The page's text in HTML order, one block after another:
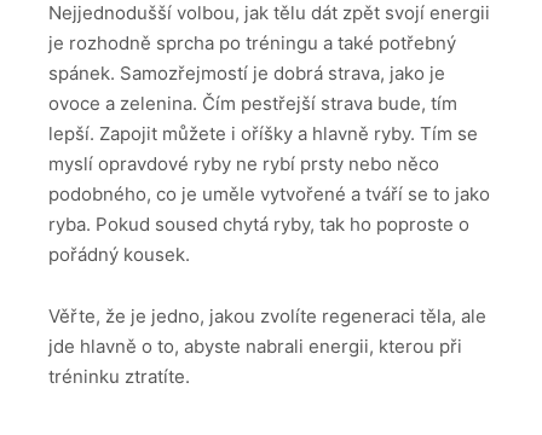
Nejjednodušší volbou, jak tělu dát zpět svojí energii
je rozhodně sprcha po tréningu a také potřebný
spánek. Samozřejmostí je dobrá strava, jako je
ovoce a zelenina. Čím pestřejší strava bude, tím
lepší. Zapojit můžete i oříšky a hlavně ryby. Tím se
myslí opravdové ryby ne rybí prsty nebo něco
podobného, co je uměle vytvořené a tváří se to jako
ryba. Pokud soused chytá ryby, tak ho poproste o
pořádný kousek.
Věřte, že je jedno, jakou zvolíte regeneraci těla, ale
jde hlavně o to, abyste nabrali energii, kterou při
tréninku ztratíte.